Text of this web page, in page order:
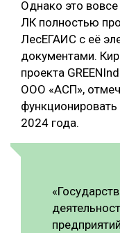
Однако это
ЛК полностью
ЛесЕГАИС с её
документами.
проекта
ООО «АСП»,
2024 года.